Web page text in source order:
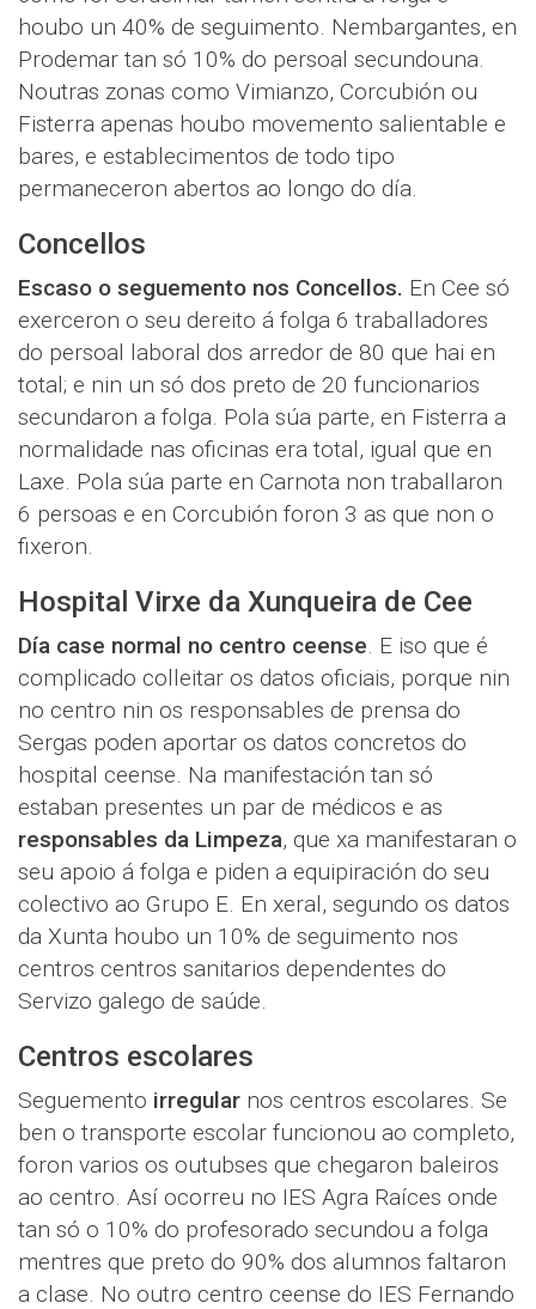
houbo un 40% de seguimento. Nembargantes, en
Prodemar tan só 10% do persoal secundouna.
Noutras zonas como Vimianzo, Corcubión ou
Fisterra apenas houbo movemento salientable e
bares, e establecimentos de todo tipo
permaneceron abertos ao longo do día.
Concellos
Escaso o seguemento nos Concellos. En Cee só
exerceron o seu dereito á folga 6 traballadores
do persoal laboral dos arredor de 80 que hai en
total; e nin un só dos preto de 20 funcionarios
secundaron a folga. Pola súa parte, en Fisterra a
normalidade nas oficinas era total, igual que en
Laxe. Pola súa parte en Carnota non traballaron
6 persoas e en Corcubión foron 3 as que non o
fixeron.
Hospital Virxe da Xunqueira de Cee
Día case normal no centro ceense. E iso que é
complicado colleitar os datos oficiais, porque nin
no centro nin os responsables de prensa do
Sergas poden aportar os datos concretos do
hospital ceense. Na manifestación tan só
estaban presentes un par de médicos e as
responsables da Limpeza, que xa manifestaran o
seu apoio á folga e piden a equipiración do seu
colectivo ao Grupo E. En xeral, segundo os datos
da Xunta houbo un 10% de seguimento nos
centros centros sanitarios dependentes do
Servizo galego de saúde.
Centros escolares
Seguemento irregular nos centros escolares. Se
ben o transporte escolar funcionou ao completo,
foron varios os outubses que chegaron baleiros
ao centro. Así ocorreu no IES Agra Raíces onde
tan só o 10% do profesorado secundou a folga
mentres que preto do 90% dos alumnos faltaron
a clase. No outro centro ceense do IES Fernando